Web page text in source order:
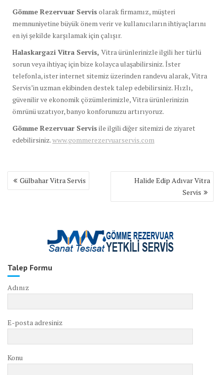
Gömme Rezervuar Servis olarak firmamız, müşteri
memnuniyetine büyük önem verir ve kullanıcıların ihtiyaçlarını
en iyi şekilde karşılamak için çalışır.
Halaskargazi Vitra Servis, Vitra ürünlerinizle ilgili her türlü
sorun veya ihtiyaç için bize kolayca ulaşabilirsiniz. İster
telefonla, ister internet sitemiz üzerinden randevu alarak, Vitra
Servis’in uzman ekibinden destek talep edebilirsiniz. Hızlı,
güvenilir ve ekonomik çözümlerimizle, Vitra ürünlerinizin
ömrünü uzatıyor, banyo konforunuzu artırıyoruz.
Gömme Rezervuar Servis ile ilgili diğer sitemizi de ziyaret
edebilirsiniz.www.gommerezervuarservis.com
Yazı
gezinmesi
Gülbahar Vitra Servis
Halide Edip Adıvar Vitra
Servis
Talep Formu
Adınız
E-posta adresiniz
Konu